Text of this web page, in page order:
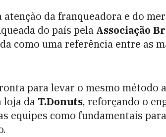
atenção da franqueadora e do
do país pela Associação
como uma referência entre as
para levar o mesmo método
loja da T.Donuts, reforçando o
equipes como fundamentais